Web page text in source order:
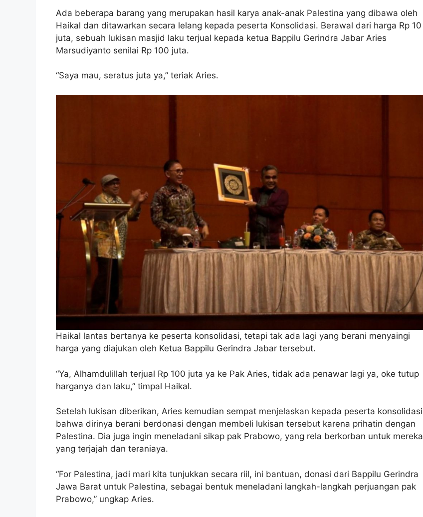
Ada beberapa barang yang merupakan hasil karya anak-anak Palestina yang dibawa oleh
Haikal dan ditawarkan secara lelang kepada peserta Konsolidasi. Berawal dari harga Rp 10
juta, sebuah lukisan masjid laku terjual kepada ketua Bappilu Gerindra Jabar Aries
Marsudiyanto senilai Rp 100 juta.
“Saya mau, seratus juta ya,” teriak Aries.
Haikal lantas bertanya ke peserta konsolidasi, tetapi tak ada lagi yang berani menyaingi
harga yang diajukan oleh Ketua Bappilu Gerindra Jabar tersebut.
“Ya, Alhamdulillah terjual Rp 100 juta ya ke Pak Aries, tidak ada penawar lagi ya, oke tutup
harganya dan laku,” timpal Haikal.
Setelah lukisan diberikan, Aries kemudian sempat menjelaskan kepada peserta konsolidasi
bahwa dirinya berani berdonasi dengan membeli lukisan tersebut karena prihatin dengan
Palestina. Dia juga ingin meneladani sikap pak Prabowo, yang rela berkorban untuk mereka
yang terjajah dan teraniaya.
“For Palestina, jadi mari kita tunjukkan secara riil, ini bantuan, donasi dari Bappilu Gerindra
Jawa Barat untuk Palestina, sebagai bentuk meneladani langkah-langkah perjuangan pak
Prabowo,” ungkap Aries.